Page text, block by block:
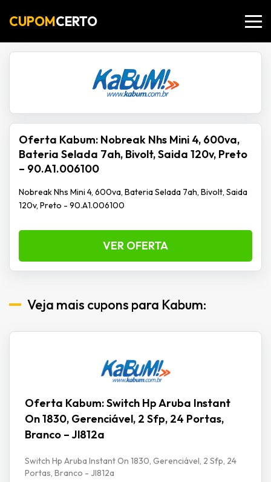
CUPOMCERTO
Oferta Kabum: Nobreak Nhs Mini 4, 600va,
Bateria Selada 7ah, Bivolt, Saida 120v, Preto
– 90.A1.006100
Nobreak Nhs Mini 4, 600va, Bateria Selada 7ah, Bivolt, Saida
120v, Preto - 90.A1.006100
VER OFERTA
Veja mais cupons para Kabum:
Oferta Kabum: Switch Hp Aruba Instant
On 1830, Gerenciável, 2 Sfp, 24 Portas,
Branco – Jl812a
Switch Hp Aruba Instant On 1830, Gerenciável, 2 Sfp, 24
Portas, Branco - Jl812a